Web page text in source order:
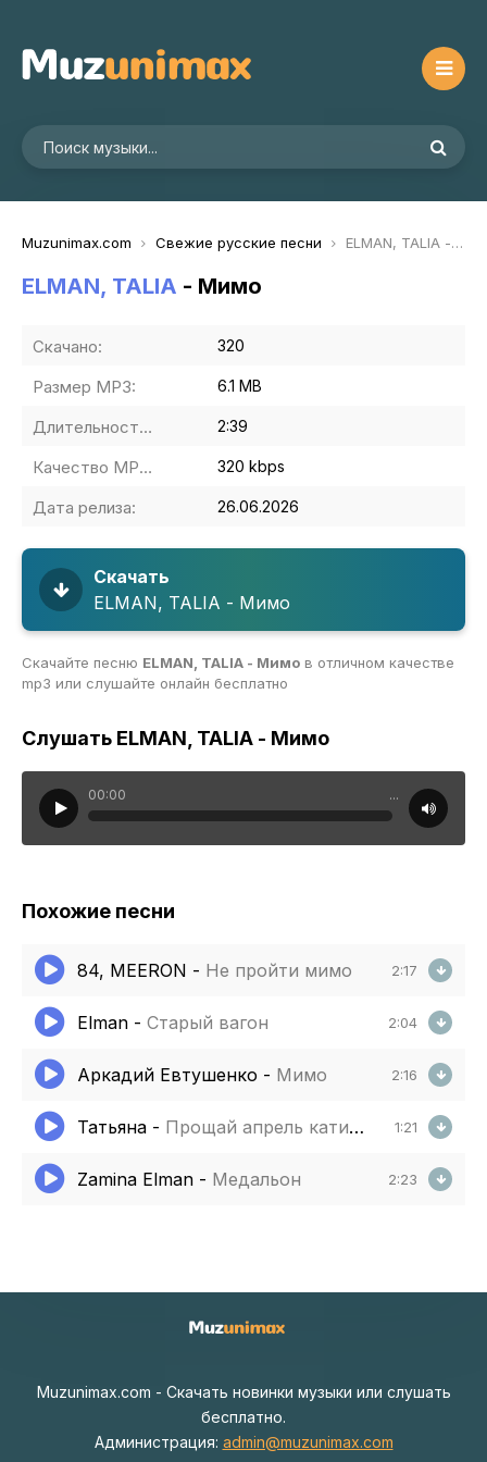
Muzunimax.com Свежие русские песни ELMAN, TALIA - Мимо
ELMAN, TALIA - Мимо
Скачано: 320
Размер MP3: 6.1 MB
Длительность MP3: 2:39
Качество MP3: 320 kbps
Дата релиза: 26.06.2026
Скачать
ELMAN, TALIA - Мимо
Скачайте песню ELMAN, TALIA - Мимо в отличном качестве
mp3 или слушайте онлайн бесплатно
Слушать ELMAN, TALIA - Мимо
00:00 ...
Похожие песни
84, MEERON - Не пройти мимо 2:17
Elman - Старый вагон 2:04
Аркадий Евтушенко - Мимо 2:16
Татьяна - Прощай апрель катись колбаской мимо 1:21
Zamina Elman - Медальон 2:23
Muzunimax.com - Скачать новинки музыки или слушать
бесплатно.
Администрация: admin@muzunimax.com